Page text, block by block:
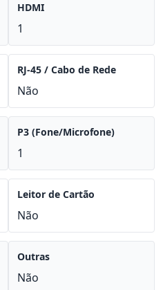
HDMI
1
RJ-45 / Cabo de Rede
Não
P3 (Fone/Microfone)
1
Leitor de Cartão
Não
Outras
Não